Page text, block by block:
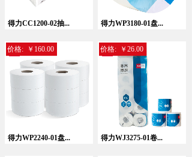
得力CC1200-02抽... 得力WP3180-01盘...
得力WP2240-01盘...
价格: ￥160.00
得力WJ3275-01卷...
价格: ￥26.00